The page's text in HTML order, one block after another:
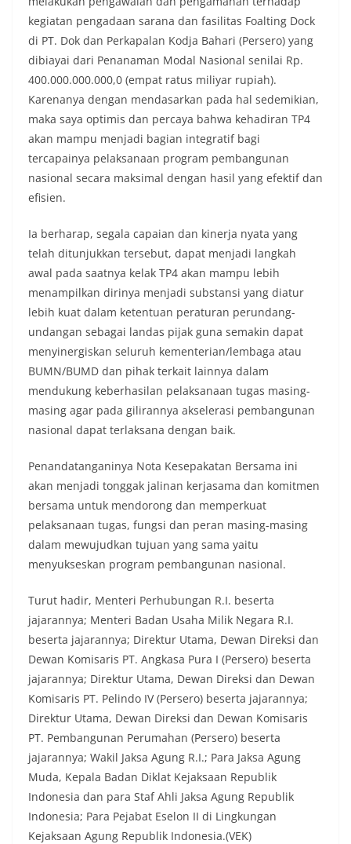
kegiatan pengadaan sarana dan fasilitas Foalting Dock
di PT. Dok dan Perkapalan Kodja Bahari (Persero) yang
dibiayai dari Penanaman Modal Nasional senilai Rp.
400.000.000.000,0 (empat ratus miliyar rupiah).
Karenanya dengan mendasarkan pada hal sedemikian,
maka saya optimis dan percaya bahwa kehadiran TP4
akan mampu menjadi bagian integratif bagi
tercapainya pelaksanaan program pembangunan
nasional secara maksimal dengan hasil yang efektif dan
efisien.
Ia berharap, segala capaian dan kinerja nyata yang
telah ditunjukkan tersebut, dapat menjadi langkah
awal pada saatnya kelak TP4 akan mampu lebih
menampilkan dirinya menjadi substansi yang diatur
lebih kuat dalam ketentuan peraturan perundang-
undangan sebagai landas pijak guna semakin dapat
menyinergiskan seluruh kementerian/lembaga atau
BUMN/BUMD dan pihak terkait lainnya dalam
mendukung keberhasilan pelaksanaan tugas masing-
masing agar pada gilirannya akselerasi pembangunan
nasional dapat terlaksana dengan baik.
Penandatanganinya Nota Kesepakatan Bersama ini
akan menjadi tonggak jalinan kerjasama dan komitmen
bersama untuk mendorong dan memperkuat
pelaksanaan tugas, fungsi dan peran masing-masing
dalam mewujudkan tujuan yang sama yaitu
menyukseskan program pembangunan nasional.
Turut hadir, Menteri Perhubungan R.I. beserta
jajarannya; Menteri Badan Usaha Milik Negara R.I.
beserta jajarannya; Direktur Utama, Dewan Direksi dan
Dewan Komisaris PT. Angkasa Pura I (Persero) beserta
jajarannya; Direktur Utama, Dewan Direksi dan Dewan
Komisaris PT. Pelindo IV (Persero) beserta jajarannya;
Direktur Utama, Dewan Direksi dan Dewan Komisaris
PT. Pembangunan Perumahan (Persero) beserta
jajarannya; Wakil Jaksa Agung R.I.; Para Jaksa Agung
Muda, Kepala Badan Diklat Kejaksaan Republik
Indonesia dan para Staf Ahli Jaksa Agung Republik
Indonesia; Para Pejabat Eselon II di Lingkungan
Kejaksaan Agung Republik Indonesia.(VEK)